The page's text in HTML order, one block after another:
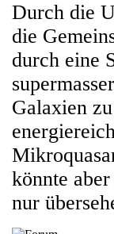
Durch die
die
durch eine
Galaxien
könnte
nur